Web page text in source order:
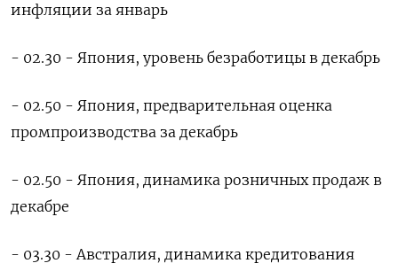
инфляции за январь
- 02.30 - Япония, уровень безработицы в декабрь
- 02.50 - Япония, предварительная оценка
промпроизводства за декабрь
- 02.50 - Япония, динамика розничных продаж в
декабре
- 03.30 - Австралия, динамика кредитования